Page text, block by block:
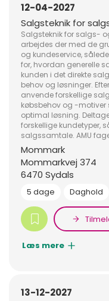
12-04-2027
Salgsteknik for
Salgsteknik for salgs-
arbejdes der med de
og kundeservice,
for, hvordan generelle
kunden i det direkte
behov og løsninger.
anvende forskellige
købsbehov og -
optimal løsning.
forskellige kundetyper,
salgssamtale. AMU
Mommark
Mommarkvej 374
6470 Sydals
5 dage Daghold
Læs mere
13-12-2027